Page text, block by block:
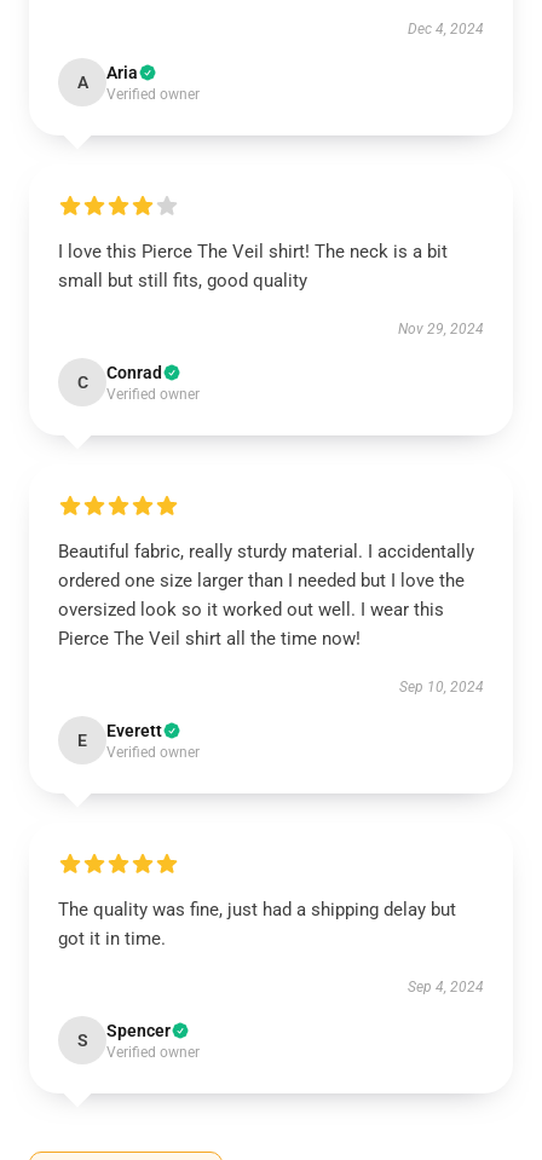
Dec 4, 2024
A Aria
Verified owner
I love this Pierce The Veil shirt! The neck is a bit
small but still fits, good quality
Nov 29, 2024
C Conrad
Verified owner
Beautiful fabric, really sturdy material. I accidentally
ordered one size larger than I needed but I love the
oversized look so it worked out well. I wear this
Pierce The Veil shirt all the time now!
Sep 10, 2024
E Everett
Verified owner
The quality was fine, just had a shipping delay but
got it in time.
Sep 4, 2024
S Spencer
Verified owner